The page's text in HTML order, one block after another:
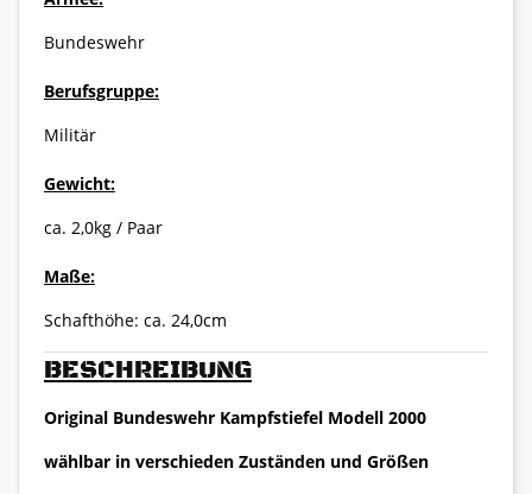
BESCHREIBUNG
Original Bundeswehr Kampfstiefel Modell 2000
wählbar in verschieden Zuständen und Größen
Bundeswehr
Berufsgruppe:
Militär
Gewicht:
ca. 2,0kg / Paar
Maße:
Schafthöhe: ca. 24,0cm